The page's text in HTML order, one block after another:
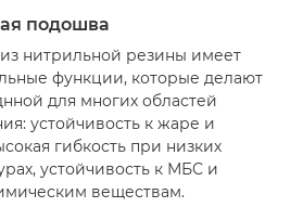
подошва
нитрильной резины имеет
функции, которые делают
для многих областей
устойчивость к жаре и
гибкость при низких
устойчивость к МБС и
веществам.